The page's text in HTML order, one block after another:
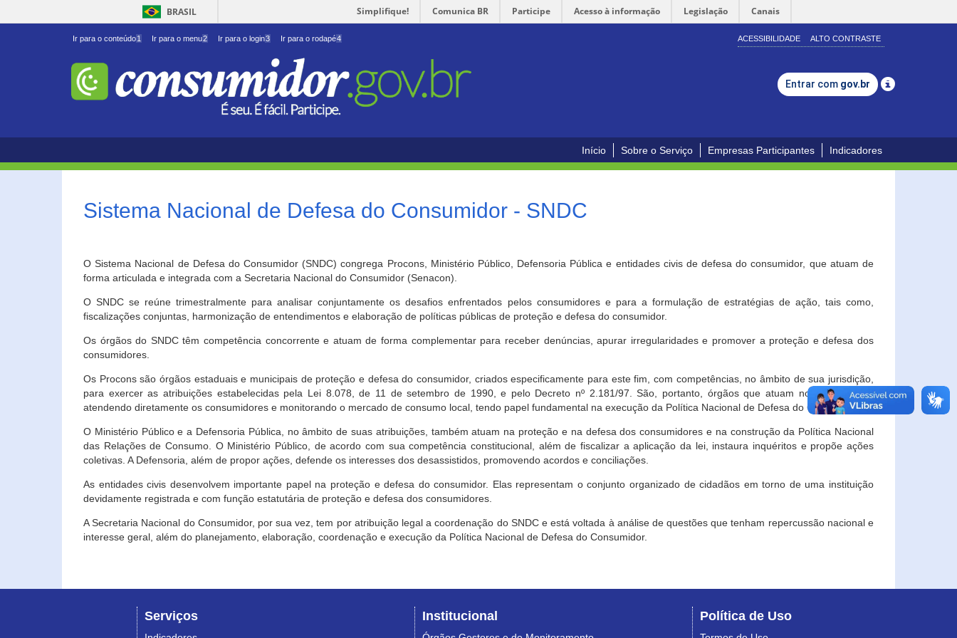
BRASIL Simplifique! Comunica BR Participe Acesso à informação Legislação Canais
Ir para o conteúdo1 Ir para o menu2 Ir para o login3 Ir para o rodapé4 ACESSIBILIDADE ALTO CONTRASTE
Entrar com gov.br
Início Sobre o Serviço Empresas Participantes Indicadores
Sistema Nacional de Defesa do Consumidor - SNDC
O Sistema Nacional de Defesa do Consumidor (SNDC) congrega Procons, Ministério Público, Defensoria Pública e entidades civis de defesa do consumidor, que atuam de
forma articulada e integrada com a Secretaria Nacional do Consumidor (Senacon).
O SNDC se reúne trimestralmente para analisar conjuntamente os desafios enfrentados pelos consumidores e para a formulação de estratégias de ação, tais como,
fiscalizações conjuntas, harmonização de entendimentos e elaboração de políticas públicas de proteção e defesa do consumidor.
Os órgãos do SNDC têm competência concorrente e atuam de forma complementar para receber denúncias, apurar irregularidades e promover a proteção e defesa dos
consumidores.
Os Procons são órgãos estaduais e municipais de proteção e defesa do consumidor, criados especificamente para este fim, com competências, no âmbito de sua jurisdição,
para exercer as atribuições estabelecidas pela Lei 8.078, de 11 de setembro de 1990, e pelo Decreto nº 2.181/97. São, portanto, órgãos que atuam no âmbito local,
atendendo diretamente os consumidores e monitorando o mercado de consumo local, tendo papel fundamental na execução da Política Nacional de Defesa do Consumidor.
O Ministério Público e a Defensoria Pública, no âmbito de suas atribuições, também atuam na proteção e na defesa dos consumidores e na construção da Política Nacional
das Relações de Consumo. O Ministério Público, de acordo com sua competência constitucional, além de fiscalizar a aplicação da lei, instaura inquéritos e propõe ações
coletivas. A Defensoria, além de propor ações, defende os interesses dos desassistidos, promovendo acordos e conciliações.
As entidades civis desenvolvem importante papel na proteção e defesa do consumidor. Elas representam o conjunto organizado de cidadãos em torno de uma instituição
devidamente registrada e com função estatutária de proteção e defesa dos consumidores.
A Secretaria Nacional do Consumidor, por sua vez, tem por atribuição legal a coordenação do SNDC e está voltada à análise de questões que tenham repercussão nacional e
interesse geral, além do planejamento, elaboração, coordenação e execução da Política Nacional de Defesa do Consumidor.
Serviços Institucional Política de Uso